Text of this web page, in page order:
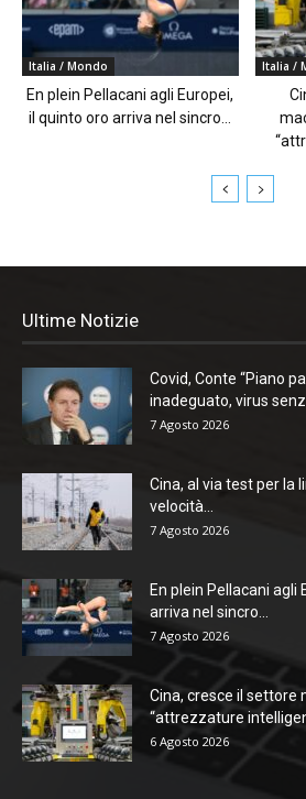
Italia / Mondo
En plein Pellacani agli Europei,
il quinto oro arriva nel sincro...
Italia /
Ultime Notizie
Covid, Conte “Piano
inadeguato, virus
7 Agosto 2026
Cina, al via test per la
velocità...
7 Agosto 2026
En plein Pellacani agli
arriva nel sincro...
7 Agosto 2026
Cina, cresce il settore
“attrezzature
6 Agosto 2026